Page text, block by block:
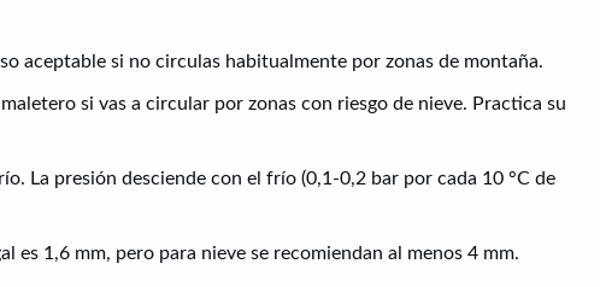
aceptable si no circulas habitualmente por zonas de montaña.
si vas a circular por zonas con riesgo de nieve. Practica su
La presión desciende con el frío (0,1-0,2 bar por cada 10 °C de
es 1,6 mm, pero para nieve se recomiendan al menos 4 mm.